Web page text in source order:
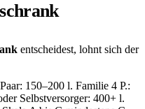
entscheidest, lohnt sich der
150–200 l. Familie 4 P.:
Selbstversorger: 400+ l.